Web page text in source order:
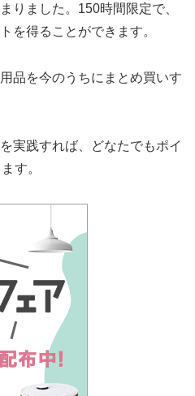
りました。150時間限定で、
を得ることができます。
品を今のうちにまとめ買いす
実践すれば、どなたでもポイ
す。